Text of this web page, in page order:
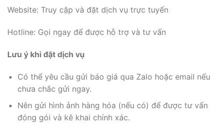
Website: Truy cập và đặt dịch vụ trực tuyến
Hotline: Gọi ngay để được hỗ trợ và tư vấn
Lưu ý khi đặt dịch vụ
Có thể yêu cầu gửi báo giá qua Zalo hoặc email nếu
chưa chắc gửi ngay.
Nên gửi hình ảnh hàng hóa (nếu có) để được tư vấn
đóng gói và kê khai chính xác.